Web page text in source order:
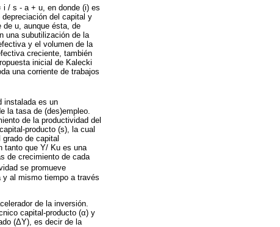
i / s - a + u, en donde (i) es
del capital y
de u, aunque ésta, de
una subutilización de la
y el volumen de la
creciente, también
inicial de Kalecki
una corriente de trabajos
instalada es un
la tasa de (des)empleo.
de la productividad del
producto (s), la cual
de capital
tanto que Y/ Ku es una
de crecimiento de cada
se promueve
y al mismo tiempo a través
de la inversión.
capital-producto (α) y
(ΔY), es decir de la